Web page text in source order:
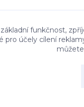
funkčnost,
pro účely cílení